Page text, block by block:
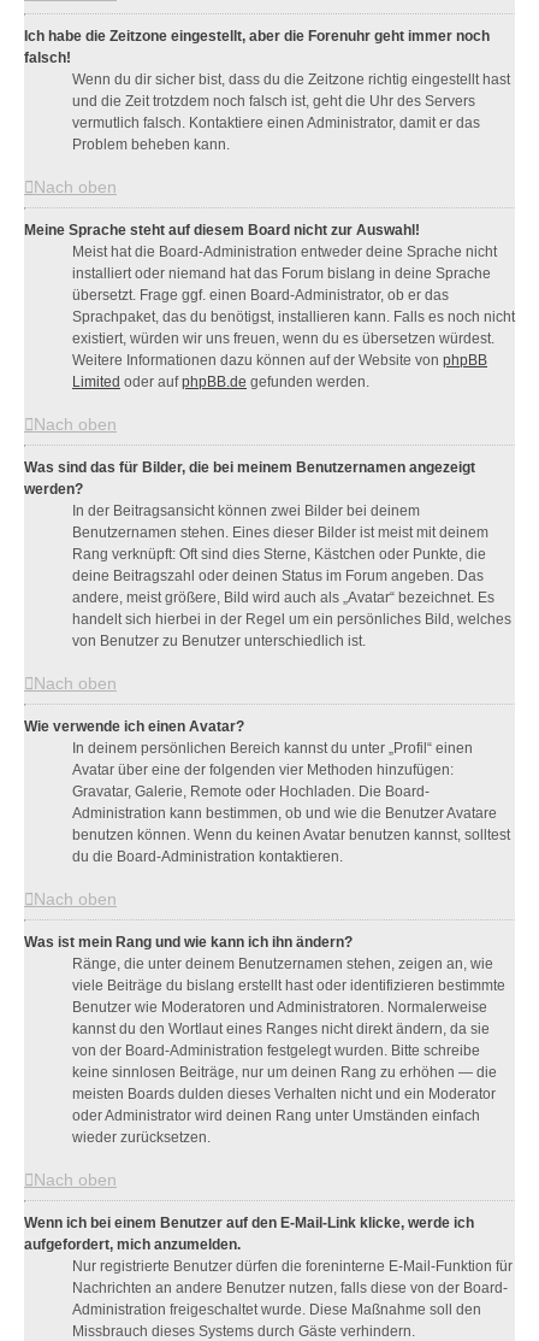
Ich habe die Zeitzone eingestellt, aber die Forenuhr geht immer noch
falsch!
Wenn du dir sicher bist, dass du die Zeitzone richtig eingestellt hast
und die Zeit trotzdem noch falsch ist, geht die Uhr des Servers
vermutlich falsch. Kontaktiere einen Administrator, damit er das
Problem beheben kann.
Nach oben
Meine Sprache steht auf diesem Board nicht zur Auswahl!
Meist hat die Board-Administration entweder deine Sprache nicht
installiert oder niemand hat das Forum bislang in deine Sprache
übersetzt. Frage ggf. einen Board-Administrator, ob er das
Sprachpaket, das du benötigst, installieren kann. Falls es noch nicht
existiert, würden wir uns freuen, wenn du es übersetzen würdest.
Weitere Informationen dazu können auf der Website von phpBB
Limited oder aufphpBB.de gefunden werden.
Nach oben
Was sind das für Bilder, die bei meinem Benutzernamen angezeigt
werden?
In der Beitragsansicht können zwei Bilder bei deinem
Benutzernamen stehen. Eines dieser Bilder ist meist mit deinem
Rang verknüpft: Oft sind dies Sterne, Kästchen oder Punkte, die
deine Beitragszahl oder deinen Status im Forum angeben. Das
andere, meist größere, Bild wird auch als „Avatar“ bezeichnet. Es
handelt sich hierbei in der Regel um ein persönliches Bild, welches
von Benutzer zu Benutzer unterschiedlich ist.
Nach oben
Wie verwende ich einen Avatar?
In deinem persönlichen Bereich kannst du unter „Profil“ einen
Avatar über eine der folgenden vier Methoden hinzufügen:
Gravatar, Galerie, Remote oder Hochladen. Die Board-
Administration kann bestimmen, ob und wie die Benutzer Avatare
benutzen können. Wenn du keinen Avatar benutzen kannst, solltest
du die Board-Administration kontaktieren.
Nach oben
Was ist mein Rang und wie kann ich ihn ändern?
Ränge, die unter deinem Benutzernamen stehen, zeigen an, wie
viele Beiträge du bislang erstellt hast oder identifizieren bestimmte
Benutzer wie Moderatoren und Administratoren. Normalerweise
kannst du den Wortlaut eines Ranges nicht direkt ändern, da sie
von der Board-Administration festgelegt wurden. Bitte schreibe
keine sinnlosen Beiträge, nur um deinen Rang zu erhöhen — die
meisten Boards dulden dieses Verhalten nicht und ein Moderator
oder Administrator wird deinen Rang unter Umständen einfach
wieder zurücksetzen.
Nach oben
Wenn ich bei einem Benutzer auf den E-Mail-Link klicke, werde ich
aufgefordert, mich anzumelden.
Nur registrierte Benutzer dürfen die foreninterne E-Mail-Funktion für
Nachrichten an andere Benutzer nutzen, falls diese von der Board-
Administration freigeschaltet wurde. Diese Maßnahme soll den
Missbrauch dieses Systems durch Gäste verhindern.